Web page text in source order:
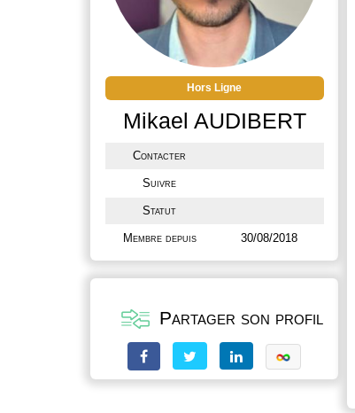
Hors Ligne
Mikael AUDIBERT
Contacter
Suivre
Statut
Membre depuis 30/08/2018
Partager son profil